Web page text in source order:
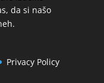
da si našo
Privacy Policy